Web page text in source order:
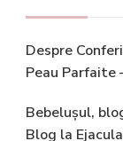
Despre
Peau Parfaite
Bebelușul,
Blog la